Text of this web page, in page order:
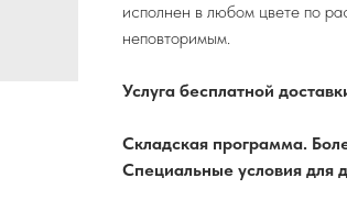
исполнен в любом цвете по
неповторимым.
Услуга бесплатной
Складская программа.
Специальные условия для